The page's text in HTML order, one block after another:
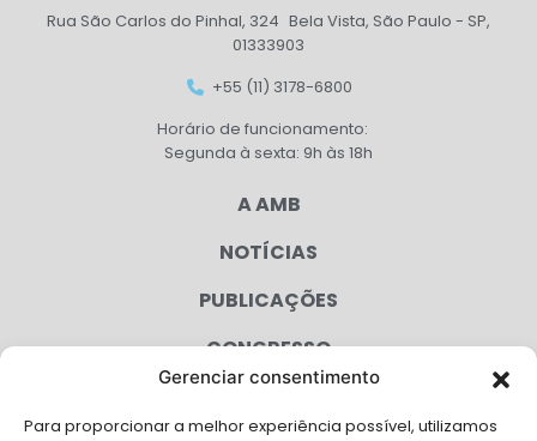
Gerenciar consentimento
Para proporcionar a melhor experiência possível, utilizamos
Rua São Carlos do Pinhal, 324 Bela Vista, São Paulo - SP,
01333903
+55 (11) 3178-6800
Horário de funcionamento:
Segunda à sexta: 9h às 18h
A AMB
NOTÍCIAS
PUBLICAÇÕES
CONGRESSO